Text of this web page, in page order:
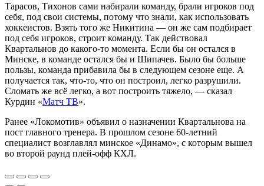
Тарасов, Тихонов сами набирали команду, брали игроков под
себя, под свои системы, потому что знали, как использовать
хоккеистов. Взять того же Никитина — он же сам подбирает
под себя игроков, строит команду. Так действовал
Квартальнов до какого‑то момента. Если бы он остался в
Минске, в команде остался бы и Шипачев. Было бы больше
пользы, команда прибавила бы в следующем сезоне еще. А
получается так, что-то, что он построил, легко разрушили.
Сломать же всё легко, а вот построить тяжело, — сказал
Курдин «Матч ТВ».
Ранее «Локомотив» объявил о назначении Квартальнова на
пост главного тренера. В прошлом сезоне 60‑летний
специалист возглавлял минское «Динамо», с которым вышел
во второй раунд плей‑офф КХЛ.